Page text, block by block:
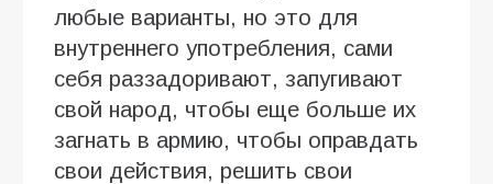
любые варианты, но это для
внутреннего употребления, сами
себя раззадоривают, запугивают
свой народ, чтобы еще больше их
загнать в армию, чтобы оправдать
свои действия, решить свои